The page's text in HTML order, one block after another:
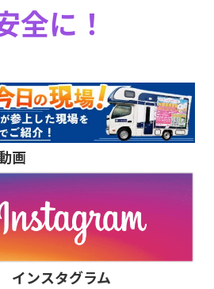
全に！
画
インスタグラム